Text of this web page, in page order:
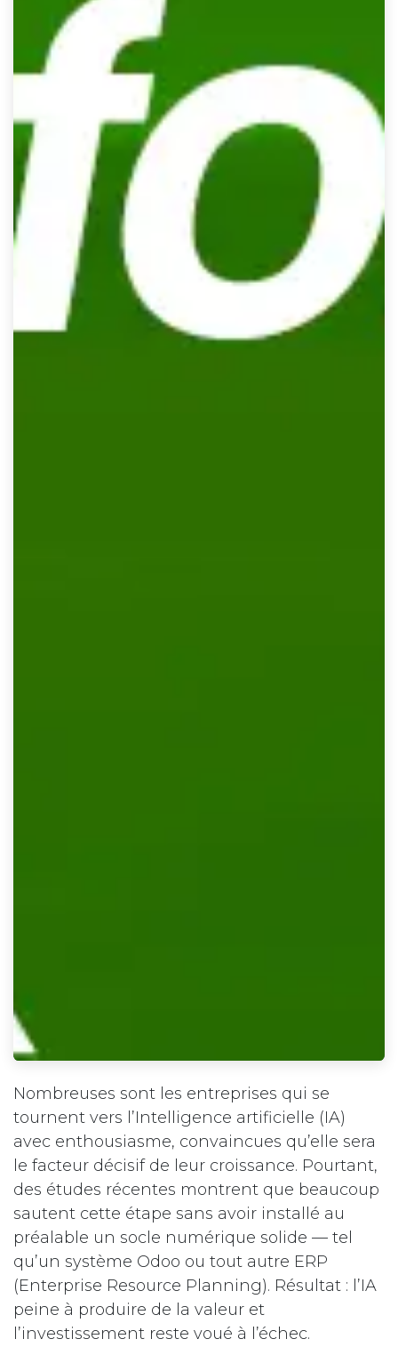
Nombreuses sont les entreprises qui se
tournent vers l’Intelligence artificielle (IA)
avec enthousiasme, convaincues qu’elle sera
le facteur décisif de leur croissance. Pourtant,
des études récentes montrent que beaucoup
sautent cette étape sans avoir installé au
préalable un socle numérique solide — tel
qu’un système Odoo ou tout autre ERP
(Enterprise Resource Planning). Résultat : l’IA
peine à produire de la valeur et
l’investissement reste voué à l’échec.